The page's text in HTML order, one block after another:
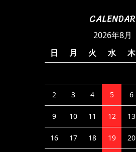
CALENDAR
2026年8月
日
月 火 水 木
2 3 4 5 6
9 10 11 12 13
16 17 18 19 20